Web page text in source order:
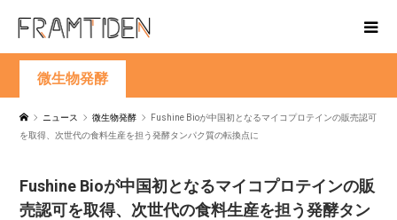
微生物発酵
ニュース 微生物発酵
Fushine Bioが中国初となるマイコプロテインの販売認可
を取得、次世代の食料生産を担う発酵タンパク質の転換点に
Fushine Bioが中国初となるマイコプロテインの販
売認可を取得、次世代の食料生産を担う発酵タン